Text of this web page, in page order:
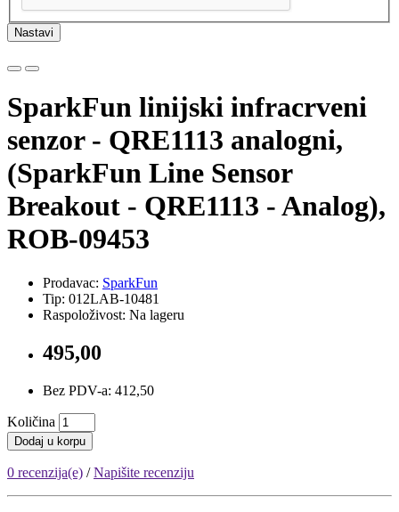
Nastavi
SparkFun linijski infracrveni
senzor - QRE1113 analogni,
(SparkFun Line Sensor
Breakout - QRE1113 - Analog),
ROB-09453
Prodavac: SparkFun
Tip: 012LAB-10481
Raspoloživost: Na lageru
495,00
Bez PDV-a: 412,50
Količina
Dodaj u korpu
0 recenzija(e) /Napišite recenziju